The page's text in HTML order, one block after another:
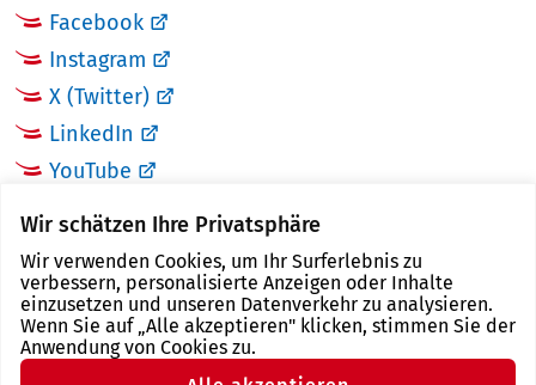
Wir schätzen Ihre Privatsphäre
Wir verwenden Cookies, um Ihr Surferlebnis zu
verbessern, personalisierte Anzeigen oder Inhalte
einzusetzen und unseren Datenverkehr zu analysieren.
Wenn Sie auf „Alle akzeptieren" klicken, stimmen Sie der
Anwendung von Cookies zu.
Facebook
Instagram
X (Twitter)
LinkedIn
YouTube
LINKS
Landkreis Zwickau
Tourismusregion Zwickau
Freistaat Sachsen